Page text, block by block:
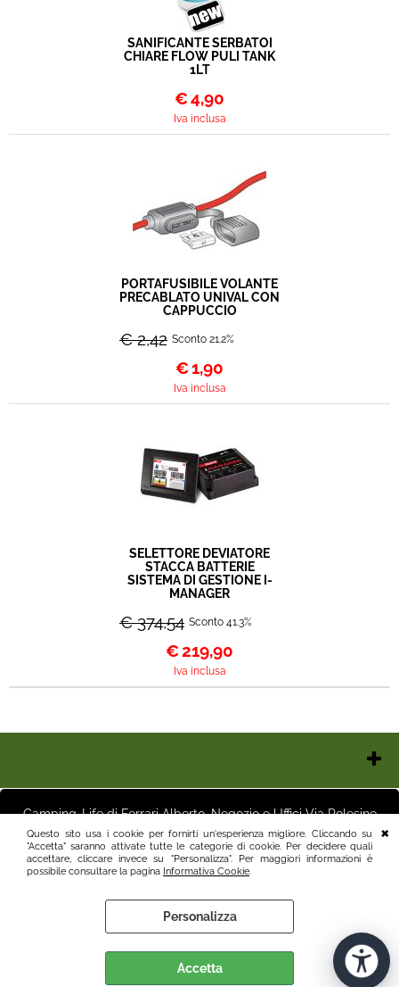
Questo sito usa i cookie per fornirti un'esperienza migliore. Cliccando su
"Accetta" saranno attivate tutte le categorie di cookie. Per decidere quali
accettare, cliccare invece su "Personalizza". Per maggiori informazioni è
possibile consultare la pagina Informativa Cookie.
Personalizza
Accetta
SANIFICANTE SERBATOI
CHIARE FLOW PULI TANK
1LT
€4,90
Iva inclusa
PORTAFUSIBILE VOLANTE
PRECABLATO UNIVAL CON
CAPPUCCIO
€ 2,42 Sconto 21.2%
€1,90
Iva inclusa
SELETTORE DEVIATORE
STACCA BATTERIE
SISTEMA DI GESTIONE I-
MANAGER
€ 374,54 Sconto 41.3%
€219,90
Iva inclusa
Spedizioni
Recesso e Condizioni
Camping-Life di Ferrari Alberto, Negozio e Uffici Via Polesine
16 25125 Brescia (BS) Magazzino Via Friuli 3 25125 Brescia (BS)
Italia P.I.03411250982 info@camping-life.it tel.3887818400
Informativa Cookie Preferenze cookie